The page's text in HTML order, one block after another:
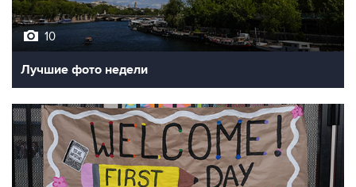
10
Лучшие фото недели